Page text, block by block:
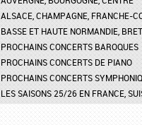
FESTIVAL CHOPIN À
INTERVIEW DE CLAIRE-
GUAY
ALSACE, CHAMPAGNE, FRANCHE-
BASSE ET HAUTE NORMANDIE,
PROCHAINS CONCERTS BAROQUES
PROCHAINS CONCERTS DE PIANO
PROCHAINS CONCERTS
LES SAISONS 25/26 EN FRANCE,